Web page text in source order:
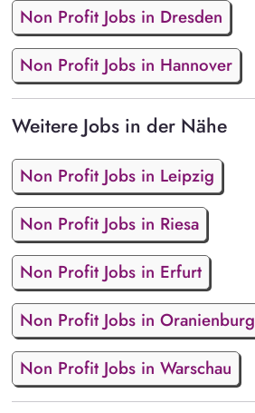
Non Profit Jobs in Dresden
Non Profit Jobs in Hannover
Weitere Jobs in der Nähe
Non Profit Jobs in Leipzig
Non Profit Jobs in Riesa
Non Profit Jobs in Erfurt
Non Profit Jobs in Oranienburg
Non Profit Jobs in Warschau